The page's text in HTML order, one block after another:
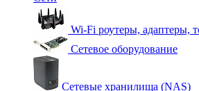
Wi-Fi роутеры, адаптеры,
Сетевое оборудование
Сетевые хранилища (NAS)